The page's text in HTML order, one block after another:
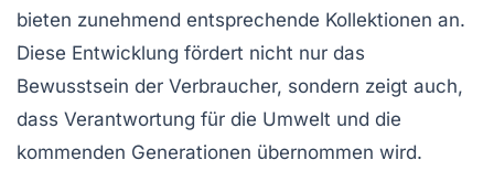
bieten zunehmend entsprechende Kollektionen an.
Diese Entwicklung fördert nicht nur das
Bewusstsein der Verbraucher, sondern zeigt auch,
dass Verantwortung für die Umwelt und die
kommenden Generationen übernommen wird.